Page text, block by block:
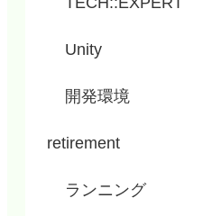
Unity
開発環境
retirement
ランニング